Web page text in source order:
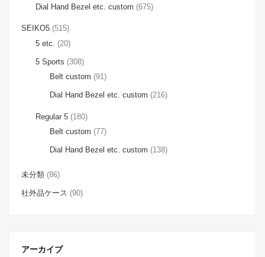
Dial Hand Bezel etc. custom (675)
SEIKO5 (515)
5 etc.
(20)
5 Sports (308)
Belt custom (91)
Dial Hand Bezel etc. custom (216)
Regular 5 (180)
Belt custom (77)
Dial Hand Bezel etc. custom (138)
未分類 (86)
社外品ケース (90)
アーカイブ